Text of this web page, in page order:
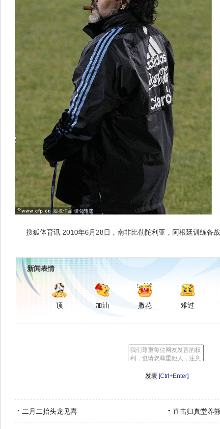
搜狐体育讯 2010年6月28日，南非比勒陀利亚，阿根廷训练备
新闻表情
顶 加油 撒花 难过
[Ctrl+Enter]
二月二抬头龙见喜 直击归真堂养